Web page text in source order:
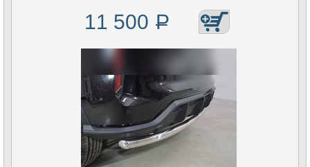
11 500 Р